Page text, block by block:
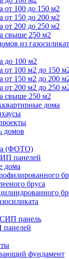
от 100 до 150 м2
от 150 до 200 м2
от 200 до 250 м2
свыше 250 м2
из
до 100 м2
от 100 м2 до 150
от 150 м2 до 200
от 200 м2 до 250
свыше 250 м2
дома
домов
(ФОТО)
панелей
дома
бруса
СИП панель
фундамент